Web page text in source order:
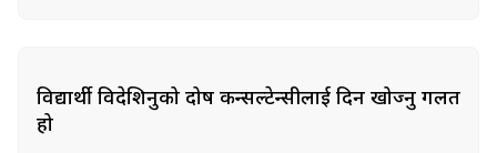
विद्यार्थी विदेशिनुको दोष कन्सल्टेन्सीलाई दिन खोज्नु गलत
हो